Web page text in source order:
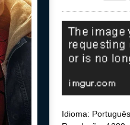
Idioma: